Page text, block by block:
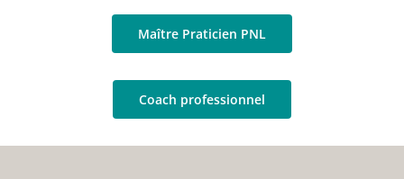
Maître Praticien PNL
Coach professionnel